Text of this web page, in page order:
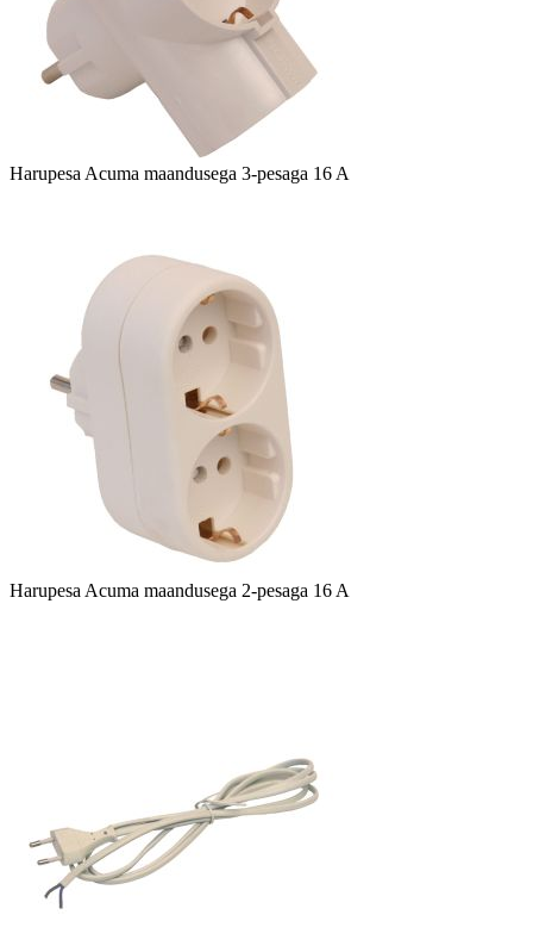
Harupesa Acuma maandusega 3-pesaga 16 A
Harupesa Acuma maandusega 2-pesaga 16 A